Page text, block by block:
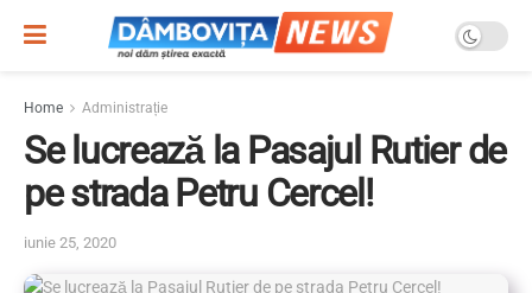
Home Administrație
Se lucrează la Pasajul Rutier de
pe strada Petru Cercel!
iunie 25, 2020